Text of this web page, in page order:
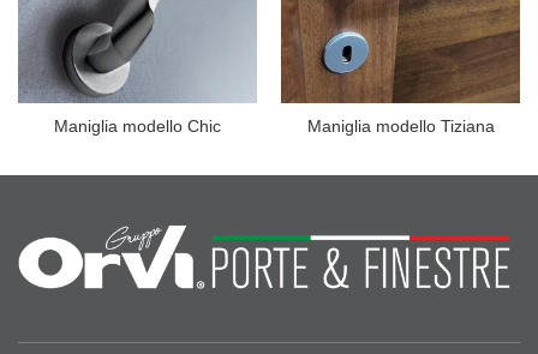
Maniglia modello Chic Maniglia modello Tiziana